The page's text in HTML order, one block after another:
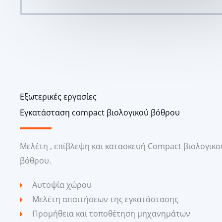
Εξωτερικές εργασίες
Εγκατάσταση compact βιολογικού βόθρου
Μελέτη , επίβλεψη και κατασκευή Compact
βόθρου.
Αυτοψία χώρου
Μελέτη απαιτήσεων της εγκατάστασης
Προμήθεια και τοποθέτηση μηχανημάτων